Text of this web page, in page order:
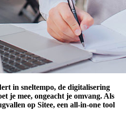
in sneltempo, de digitalisering
je mee, ongeacht je omvang. Als
op Sitee, een all-in-one tool